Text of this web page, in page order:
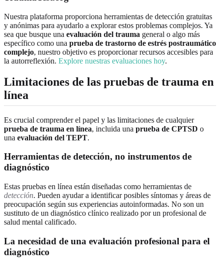
Nuestra plataforma proporciona herramientas de detección gratuitas
y anónimas para ayudarlo a explorar estos problemas complejos. Ya
sea que busque una evaluación del trauma general o algo más
específico como una prueba de trastorno de estrés postraumático
complejo, nuestro objetivo es proporcionar recursos accesibles para
la autorreflexión. Explore nuestras evaluaciones hoy.
Limitaciones de las pruebas de trauma en
línea
Es crucial comprender el papel y las limitaciones de cualquier
prueba de trauma en línea, incluida una prueba de CPTSD o
una evaluación del TEPT.
Herramientas de detección, no instrumentos de
diagnóstico
Estas pruebas en línea están diseñadas como herramientas de
detección. Pueden ayudar a identificar posibles síntomas y áreas de
preocupación según sus experiencias autoinformadas. No son un
sustituto de un diagnóstico clínico realizado por un profesional de
salud mental calificado.
La necesidad de una evaluación profesional para el
diagnóstico